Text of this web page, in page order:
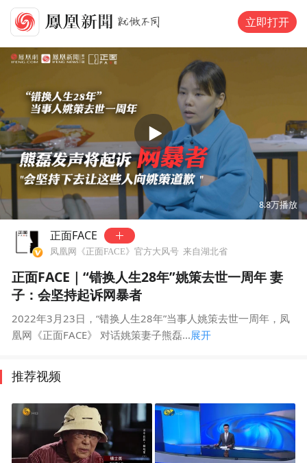
立即打开
可试看120秒，去凤凰网新闻客户端观看
08:50
8.8万播放
正面FACE
凤凰网《正面FACE》官方大风号 来自湖北省
正面FACE｜“错换人生28年”姚策去世一周年 妻
子：会坚持起诉网暴者
2022年3月23日，“错换人生28年”当事人姚策去世一周年，凤
凰网《正面FACE》 对话姚策妻子熊磊...展开
推荐视频